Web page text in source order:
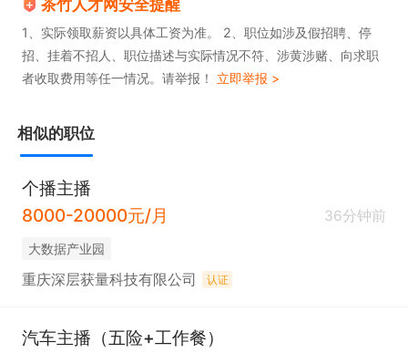
茶竹人才网安全提醒
1、实际领取薪资以具体工资为准。 2、职位如涉及假招聘、停
招、挂着不招人、职位描述与实际情况不符、涉黄涉赌、向求职
者收取费用等任一情况。请举报！ 立即举报 >
相似的职位
个播主播
8000-20000元/月
36分钟前
大数据产业园
重庆深层获量科技有限公司 认证
汽车主播（五险+工作餐）